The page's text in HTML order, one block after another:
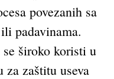
povezanih sa
padavinama.
široko koristi u
zaštitu useva